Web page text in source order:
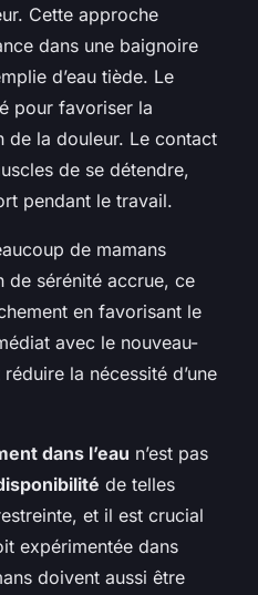
Cette approche
dans une baignoire
d’eau tiède. Le
pour favoriser la
de la douleur. Le contact
de se détendre,
pendant le travail.
de mamans
de sérénité accrue, ce
en favorisant le
avec le nouveau-
la nécessité d’une
dans l’eau n’est pas
de telles
et il est crucial
expérimentée dans
doivent aussi être